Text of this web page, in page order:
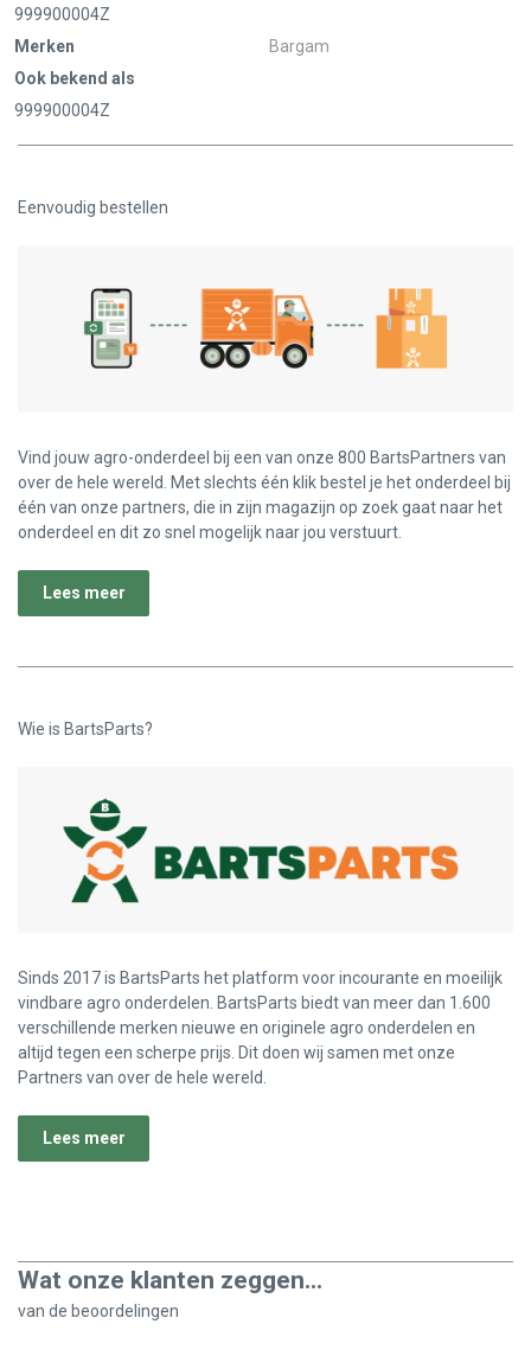
999900004Z
Merken
Bargam
Ook bekend als
999900004Z
Eenvoudig bestellen
Vind jouw agro-onderdeel bij een van onze 800 BartsPartners van
over de hele wereld. Met slechts één klik bestel je het onderdeel bij
één van onze partners, die in zijn magazijn op zoek gaat naar het
onderdeel en dit zo snel mogelijk naar jou verstuurt.
Lees meer
Wie is BartsParts?
Sinds 2017 is BartsParts het platform voor incourante en moeilijk
vindbare agro onderdelen. BartsParts biedt van meer dan 1.600
verschillende merken nieuwe en originele agro onderdelen en
altijd tegen een scherpe prijs. Dit doen wij samen met onze
Partners van over de hele wereld.
Lees meer
Wat onze klanten zeggen...
van de beoordelingen